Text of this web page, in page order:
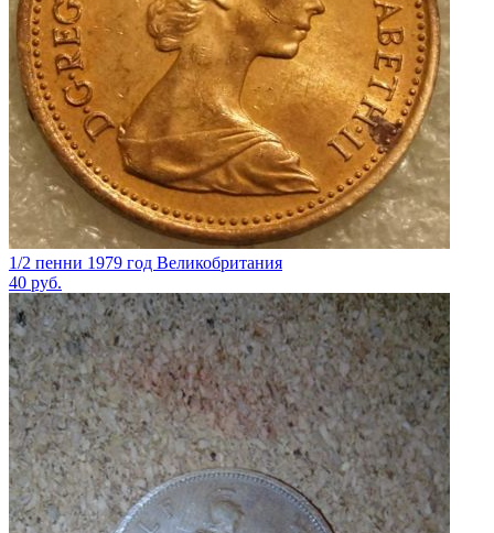
1/2 пенни 1979 год Великобритания
40 руб.